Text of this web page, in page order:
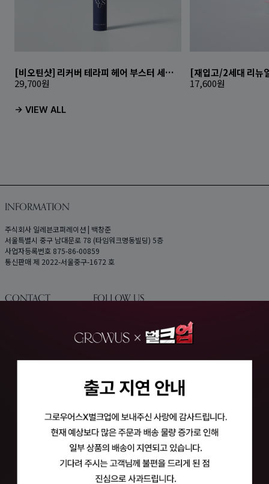
[비오틴샷] 리커버 테라피 헤어 부스터 세럼 EX
29,700원 17,600원
-> VIEW ALL
INFORMATION
주식회사 일레븐코퍼레이션 | 백창준
서울특별시 중구 남대문로 78 (타임워크명동빌딩) 5층
사업자등록번호 875-86-00859
통신판매 제 2022-서울중구-1672 호
CONTACT FOLLOW US
Instagram